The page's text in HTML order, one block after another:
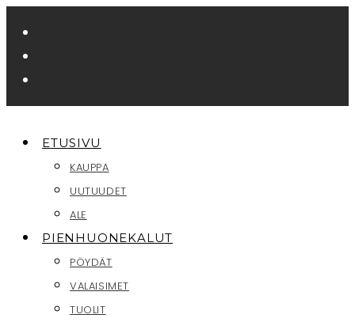
suoraan
sisältöön
ETUSIVU
KAUPPA
UUTUUDET
ALE
PIENHUONEKALUT
PÖYDÄT
VALAISIMET
TUOLIT